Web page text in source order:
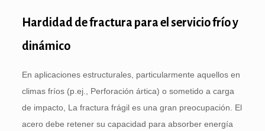
Hardidad de fractura para el servicio frío y
dinámico
En aplicaciones estructurales, particularmente aquellos en
climas fríos (p.ej., Perforación ártica) o sometido a carga
de impacto, La fractura frágil es una gran preocupación. El
acero debe retener su capacidad para absorber energía